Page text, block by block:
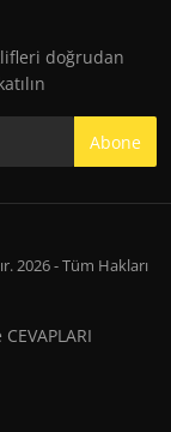
doğrudan
Abone
2026 - Tüm Hakları